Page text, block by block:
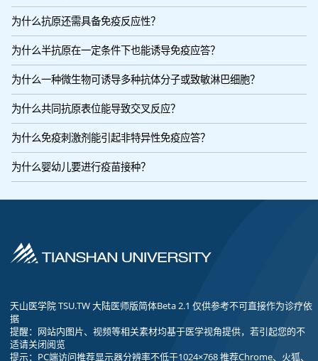
为什么抗原还需具备免疫反应性？
为什么半抗原在一定条件下也能诱导免疫应答？
为什么一种微生物可诱导多种抗体分子或致敏淋巴细胞？
为什么共同抗原表位能导致交叉反应？
为什么免疫刺激剂能引起非特异性免疫应答？
为什么婴幼儿要进行疫苗接种？
天山医学院 TSU.TW 大陆医师版简体Beta 2.1 仅供参考不可直接作为诊疗依
据
提醒：网站内图片、视频等相关素材均基于医学视角提供，若引起您的不
适请关闭阅览
提示：PC端访问推荐显示器分辨率不低于1024×768 推荐Chrome、火狐、